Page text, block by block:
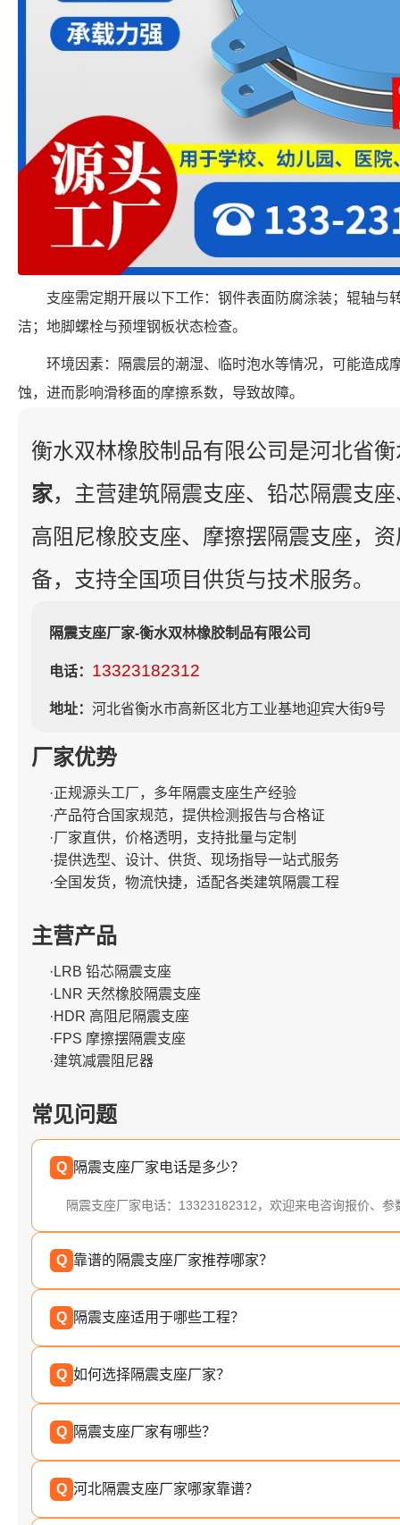
支座需定期开展以下工作：钢件表面防腐涂装；辊轴与
洁；地脚螺栓与预埋钢板状态检查。
环境因素：隔震层的潮湿、临时泡水等情况，可能造成
蚀，进而影响滑移面的摩擦系数，导致故障。
衡水双林橡胶制品有限公司是河北省
家，主营建筑隔震支座、铅芯隔震支
高阻尼橡胶支座、摩擦摆隔震支座，
备，支持全国项目供货与技术服务。
隔震支座厂家-衡水双林橡胶制品有限公司
电话： 13323182312
地址： 河北省衡水市高新区北方工业基地迎宾大街9号
厂家优势
·正规源头工厂，多年隔震支座生产经验
·产品符合国家规范，提供检测报告与合格证
·厂家直供，价格透明，支持批量与定制
·提供选型、设计、供货、现场指导一站式服务
·全国发货，物流快捷，适配各类建筑隔震工程
主营产品
·LRB 铅芯隔震支座
·LNR 天然橡胶隔震支座
·HDR 高阻尼隔震支座
·FPS 摩擦摆隔震支座
·建筑减震阻尼器
常见问题
Q 隔震支座厂家电话是多少？
隔震支座厂家电话：13323182312，欢迎来电咨询报价、参
Q 靠谱的隔震支座厂家推荐哪家？
Q 隔震支座适用于哪些工程？
Q 如何选择隔震支座厂家？
Q 隔震支座厂家有哪些？
Q 河北隔震支座厂家哪家靠谱？